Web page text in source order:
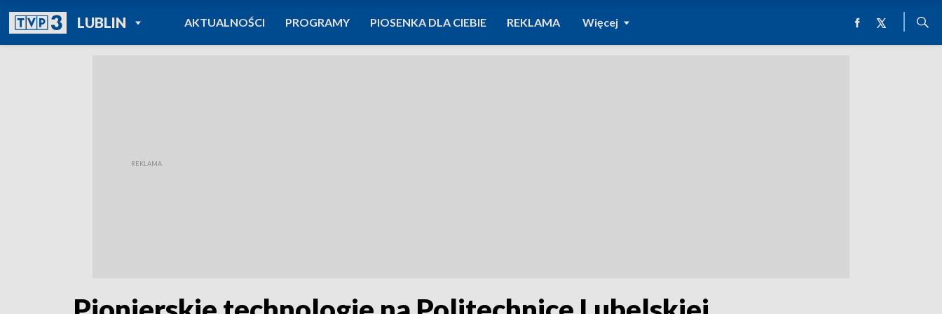
LUBLINPOWRÓT DO
TVP REGIONY
AKTUALNOŚCI PROGRAMY PIOSENKA DLA CIEBIE REKLAMA Więcej